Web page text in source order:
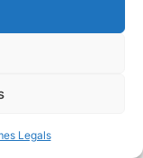
Legals